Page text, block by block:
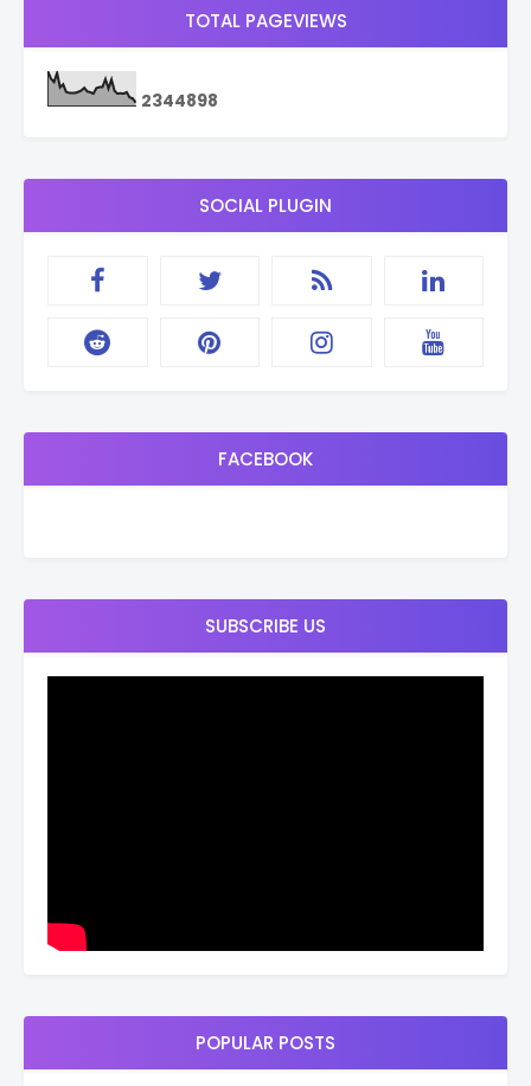
TOTAL PAGEVIEWS
2344898
SOCIAL PLUGIN
FACEBOOK
SUBSCRIBE US
POPULAR POSTS